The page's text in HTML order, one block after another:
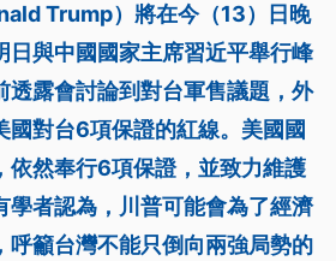
Trump）將在今（13）日晚
日與中國國家主席習近平舉行峰
透露會討論到對台軍售議題，外
國對台6項保證的紅線。美國國
依然奉行6項保證，並致力維護
學者認為，川普可能會為了經濟
呼籲台灣不能只倒向兩強局勢的